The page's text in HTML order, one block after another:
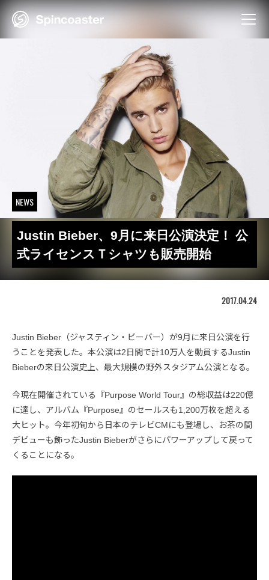
Skip
NEWS
Justin Bieber、9月に来日公演決定！ 公
式ライセンスＴシャツも販売開始
2017.04.24
Justin Bieber（ジャスティン・ビーバー）が9月に来日公演を行
うことを発表した。本公演は2日間で計10万人を動員するJustin
Bieberの来日公演史上、最大規模の野外スタジアム公演となる。
今現在開催されている『Purpose World Tour』の総収益は220億
に達し、アルバム『Purpose』のセールスも1,200万枚を超える
大ヒット。今年初旬から日本のテレビCMにも登場し、お茶の間
デビューも飾ったJustin Bieberがさらにパワーアップして戻って
くることになる。